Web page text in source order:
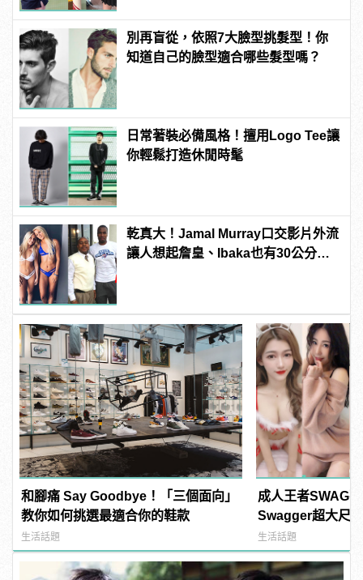
別再盲從，依照7大臉型挑髮型！你
知道自己的臉型適合哪些髮型嗎？
日常著裝必備風格！擅用Logo Tee讓
你輕鬆打造休閒時髦
乾真大！Jamal Murray口交影片外流
讓人想起詹皇、Ibaka也有30公分驚
和腳痛 Say Goodbye！「三個面向」
教你如何挑選最適合你的鞋款
生活話題
成人王者SWAG
Swagger超大尺
紅海鮮通通有，
結！ |
生活話題